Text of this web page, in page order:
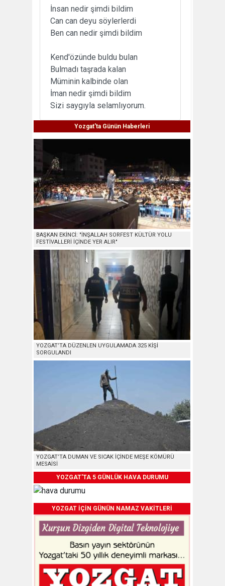
İnsan nedir şimdi bildim
Can can deyu söylerlerdi
Ben can nedir şimdi bildim
Kend'özünde buldu bulan
Bulmadı taşrada kalan
Müminin kalbinde olan
İman nedir şimdi bildim
Sizi saygıyla selamlıyorum.
Yozgat'ta Günün Haberleri
BAŞKAN EKİNCİ: "İNŞALLAH SORFEST KÜLTÜR YOLU
FESTİVALLERİ İÇİNDE YER ALIR"
YOZGAT’TA DÜZENLEN UYGULAMADA 325 KİŞİ
SORGULANDI
YOZGAT’TA DUMAN VE SICAK İÇİNDE MEŞE KÖMÜRÜ
MESAİSİ
YOZGAT'TA 5 GÜNLÜK HAVA DURUMU
YOZGAT İÇİN GÜNÜN NAMAZ VAKİTLERİ